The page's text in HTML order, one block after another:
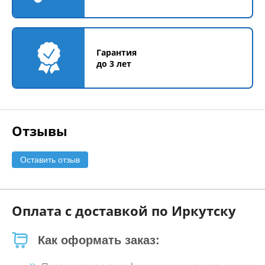
Гарантия
до 3 лет
Отзывы
Оставить отзыв
Оплата с доставкой по Иркутску
Как оформать заказ: